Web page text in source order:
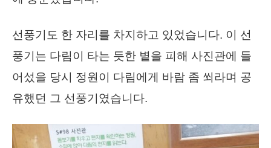
선풍기도 한 자리를 차지하고 있었습니다. 이 선
풍기는 다림이 타는 듯한 볕을 피해 사진관에 들
어섰을 당시 정원이 다림에게 바람 좀 쐬라며 공
유했던 그 선풍기였습니다.